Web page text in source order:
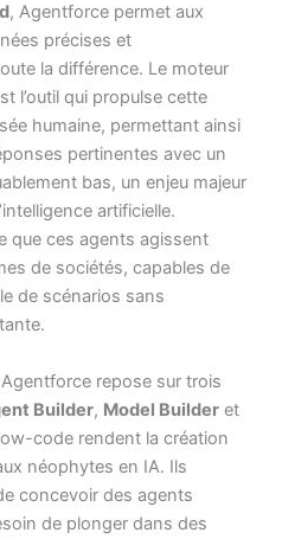
, Agentforce permet aux
précises et
la différence. Le moteur
l’outil qui propulse cette
humaine, permettant ainsi
pertinentes avec un
bas, un enjeu majeur
artificielle.
que ces agents agissent
de sociétés, capables de
de scénarios sans
repose sur trois
Builder, Model Builder et
code rendent la création
néophytes en IA. Ils
concevoir des agents
de plonger dans des